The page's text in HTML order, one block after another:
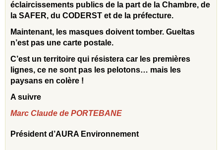
éclaircissements publics de la part de la Chambre, de
la SAFER, du CODERST et de la préfecture.
Maintenant, les masques doivent tomber. Gueltas
n’est pas une carte postale.
C’est un territoire qui résistera car les premières
lignes, ce ne sont pas les pelotons… mais les
paysans en colère !
A suivre
Marc Claude de PORTEBANE
Président d’AURA Environnement